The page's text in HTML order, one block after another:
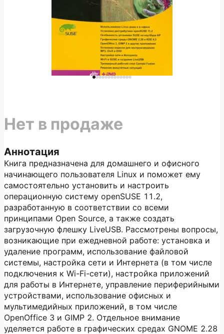
Аннотация
Книга предназначена для домашнего и офисного
начинающего пользователя Linux и поможет ему
самостоятельно установить и настроить
операционную систему openSUSE 11.2,
разработанную в соответствии со всеми
принципами Open Source, а также создать
загрузочную флешку LiveUSB. Рассмотрены вопросы,
возникающие при ежедневной работе: установка и
удаление программ, использование файловой
системы, настройка сети и Интернета (в том числе
подключения к Wi-Fi-сети), настройка приложений
для работы в Интернете, управление периферийными
устройствами, использование офисных и
мультимедийных приложений, в том числе
OpenOffice 3 и GIMP 2. Отдельное внимание
уделяется работе в графических средах GNOME 2.28
Нет в продаже